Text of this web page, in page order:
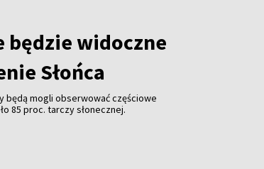
będzie widoczne
Słońca
będą mogli obserwować częściowe
85 proc. tarczy słonecznej.